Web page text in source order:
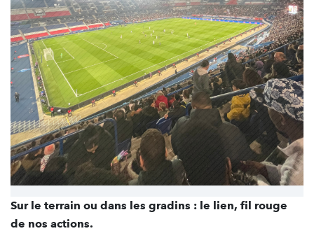
Sur le terrain ou dans les gradins : le lien, fil rouge
de nos actions.